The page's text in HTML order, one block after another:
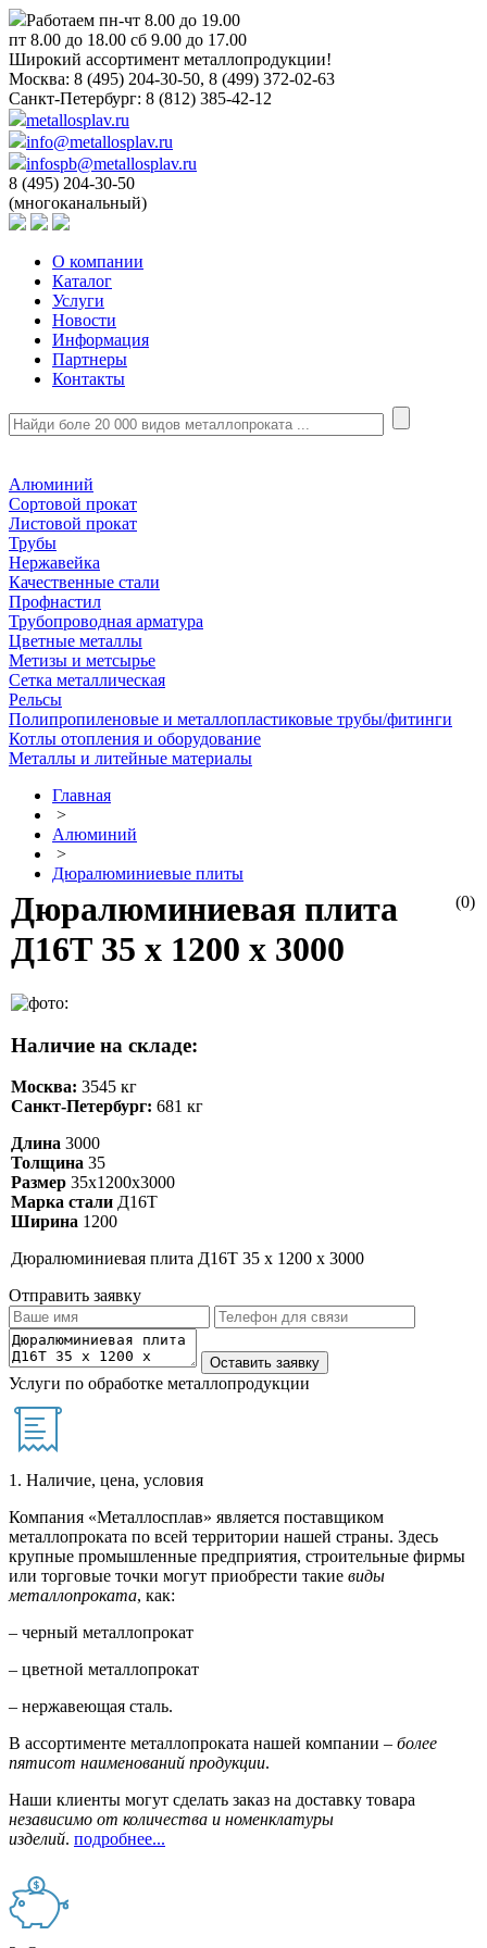
Работаем пн-чт 8.00 до 19.00
пт 8.00 до 18.00 сб 9.00 до 17.00
Широкий ассортимент металлопродукции!
Москва: 8 (495) 204-30-50, 8 (499) 372-02-63
Санкт-Петербург: 8 (812) 385-42-12
metallosplav.ru
info@metallosplav.ru
infospb@metallosplav.ru
8 (495) 204-30-50
(многоканальный)
О компании
Каталог
Услуги
Новости
Информация
Партнеры
Контакты
Алюминий
Сортовой прокат
Листовой прокат
Трубы
Нержавейка
Качественные стали
Профнастил
Трубопроводная арматура
Цветные металлы
Метизы и метсырье
Сетка металлическая
Рельсы
Полипропиленовые и металлопластиковые трубы/фитинги
Котлы отопления и оборудование
Металлы и литейные материалы
Главная
>
Алюминий
>
Дюралюминиевые плиты
(0)
Дюралюминиевая плита
Д16Т 35 х 1200 х 3000
Наличие на складе:
Москва: 3545 кг
Санкт-Петербург: 681 кг
Длина 3000
Толщина 35
Размер 35х1200х3000
Марка стали Д16Т
Ширина 1200
Дюралюминиевая плита Д16Т 35 х 1200 х 3000
Отправить заявку
Услуги по обработке металлопродукции
1. Наличие, цена, условия
Компания «Металлосплав» является поставщиком
металлопроката по всей территории нашей страны. Здесь
крупные промышленные предприятия, строительные фирмы
или торговые точки могут приобрести такие виды
металлопроката, как:
– черный металлопрокат
– цветной металлопрокат
– нержавеющая сталь.
В ассортименте металлопроката нашей компании – более
пятисот наименований продукции.
Наши клиенты могут сделать заказ на доставку товара
независимо от количества и номенклатуры
изделий. подробнее...